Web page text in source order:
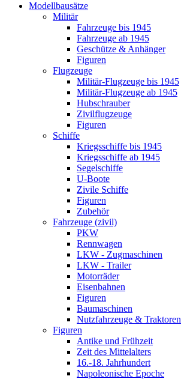
Modellbausätze
Militär
Fahrzeuge bis 1945
Fahrzeuge ab 1945
Geschütze & Anhänger
Figuren
Flugzeuge
Militär-Flugzeuge bis 1945
Militär-Flugzeuge ab 1945
Hubschrauber
Zivilflugzeuge
Figuren
Schiffe
Kriegsschiffe bis 1945
Kriegsschiffe ab 1945
Segelschiffe
U-Boote
Zivile Schiffe
Figuren
Zubehör
Fahrzeuge (zivil)
PKW
Rennwagen
LKW - Zugmaschinen
LKW - Trailer
Motorräder
Eisenbahnen
Figuren
Baumaschinen
Nutzfahrzeuge & Traktoren
Figuren
Antike und Frühzeit
Zeit des Mittelalters
16.-18. Jahrhundert
Napoleonische Epoche